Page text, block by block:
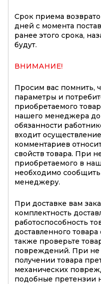
Срок приема
дней с момента
ранее этого срока,
будут.
ВНИМАНИЕ!
Просим вас помнить,
параметры и
приобретаемого
нашего менеджера до
обязанности
входит
комментариев
свойств товара. При
приобретаемого в
необходимо
менеджеру.
При доставке вам
комплектность
работоспособность
доставленного
также проверьте
повреждений. При не
получении товара
механических
подобные претензии